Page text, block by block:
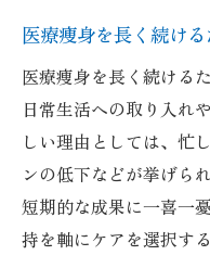
医療痩身を長く続け
医療痩身を長く続ける
日常生活への取り入れ
しい理由としては、忙
ンの低下などが挙げら
短期的な成果に一喜一
持を軸にケアを選択す